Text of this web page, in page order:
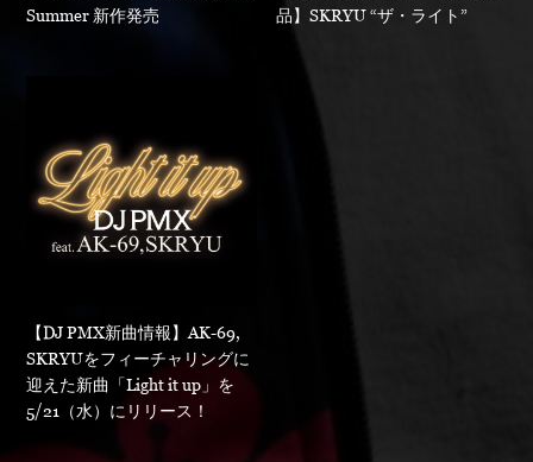
Summer 新作発売
品】SKRYU “ザ・ライト”
【DJ PMX新曲情報】AK-69,
SKRYUをフィーチャリングに
迎えた新曲「Light it up」を
5/21（水）にリリース！